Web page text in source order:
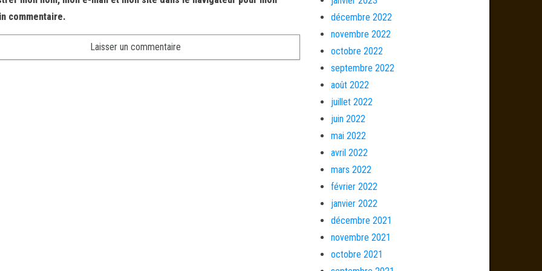
commentaire.
décembre 2022
novembre 2022
octobre 2022
septembre 2022
août 2022
juillet 2022
juin 2022
mai 2022
avril 2022
mars 2022
février 2022
janvier 2022
décembre 2021
novembre 2021
octobre 2021